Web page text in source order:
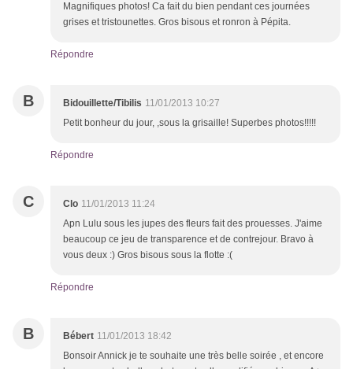
Magnifiques photos! Ca fait du bien pendant ces journées
grises et tristounettes. Gros bisous et ronron à Pépita.
Répondre
B Bidouillette/Tibilis 11/01/2013 10:27
Petit bonheur du jour, ,sous la grisaille! Superbes photos!!!!!
Répondre
C Clo 11/01/2013 11:24
Apn Lulu sous les jupes des fleurs fait des prouesses. J'aime
beaucoup ce jeu de transparence et de contrejour. Bravo à
vous deux :) Gros bisous sous la flotte :(
Répondre
B Bébert 11/01/2013 18:42
Bonsoir Annick je te souhaite une très belle soirée , et encore